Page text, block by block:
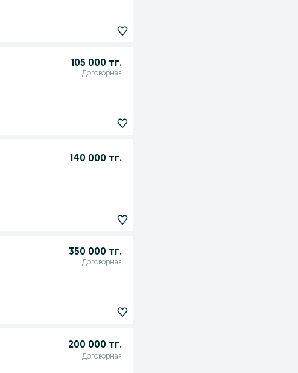
105 000 тг.
Договорная
140 000 тг.
350 000 тг.
Договорная
200 000 тг.
Договорная